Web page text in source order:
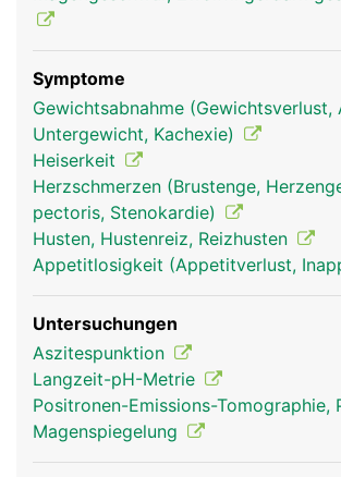
Symptome
Gewichtsabnahme (Gewichtsverlust,
Untergewicht, Kachexie)
Heiserkeit
Herzschmerzen (Brustenge,
pectoris, Stenokardie)
Husten, Hustenreiz, Reizhusten
Appetitlosigkeit (Appetitverlust,
Untersuchungen
Aszitespunktion
Langzeit-pH-Metrie
Positronen-Emissions-Tomographie,
Magenspiegelung